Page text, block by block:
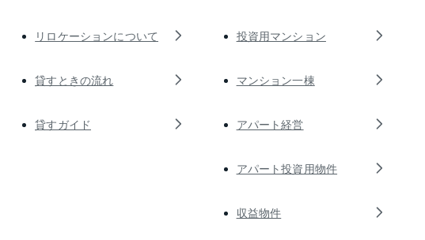
リロケーションについて
貸すときの流れ
貸すガイド
投資用マンション
マンション一棟
アパート経営
アパート投資用物件
収益物件